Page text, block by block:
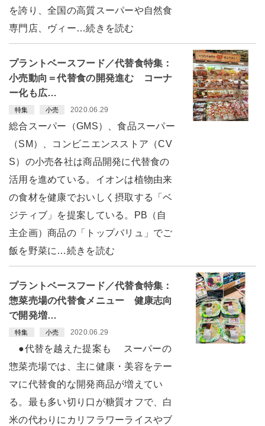
を誇り、全国の高質スーパーや自然食
専門店、ヴィー…続きを読む
プラントベースフード／代替食特集：
小売動向＝代替食の開発進む コーナ
ー化も広…
特集 小売 2020.06.29
総合スーパー（GMS）、食品スーパー
（SM）、コンビニエンスストア（CV
S）の小売各社は商品開発に代替食の
活用を進めている。イオンは植物由来
の食材を健康でおいしく摂取する「ベ
ジティブ」を提案している。PB（自
主企画）商品の「トップバリュ」でご
飯を野菜に…続きを読む
プラントベースフード／代替食特集：
惣菜売場の代替食メニュー 健康志向
で開発増…
特集 小売 2020.06.29
●代替を越えた提案も スーパーの
惣菜売場では、主に健康・美容をテー
マに代替食的な開発商品が増えてい
る。最も多い切り口が糖質オフで、白
米の代わりにカリフラワーライスやブ